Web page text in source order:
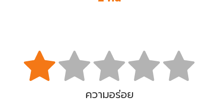
ความอร่อย